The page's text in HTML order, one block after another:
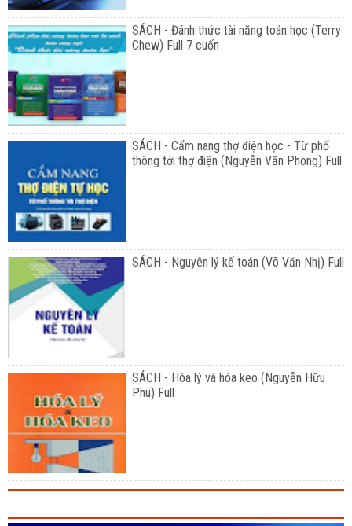
SÁCH - Đánh thức tài năng toán học (Terry
Chew) Full 7 cuốn
SÁCH - Cẩm nang thợ điện học - Từ phổ
thông tới thợ điện (Nguyễn Văn Phong) Full
SÁCH - Nguyên lý kế toán (Võ Văn Nhị) Full
SÁCH - Hóa lý và hóa keo (Nguyễn Hữu
Phú) Full